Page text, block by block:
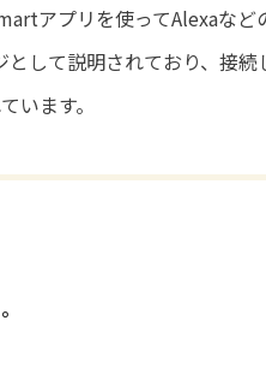
アプリを使ってAlexaな
して説明されており、接
います。